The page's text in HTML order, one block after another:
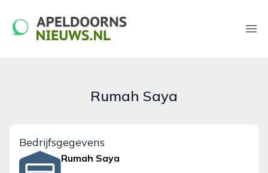
apeldoornsnieuws.nl
Rumah Saya
Bedrijfsgegevens
Rumah Saya